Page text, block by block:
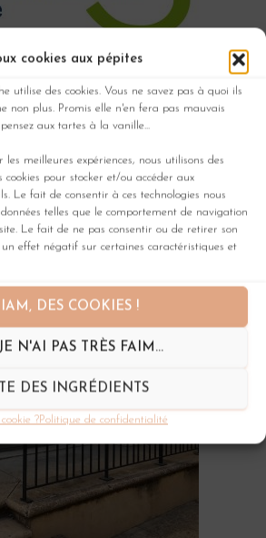
cookies aux pépites
utilise des cookies. Vous ne savez pas à quoi ils
non plus. Promis elle n'en fera pas mauvais
aux tartes à la vanille...
meilleures expériences, nous utilisons des
cookies pour stocker et/ou accéder aux
Le fait de consentir à ces technologies nous
telles que le comportement de navigation
Le fait de ne pas consentir ou de retirer son
effet négatif sur certaines caractéristiques et
DES COOKIES !
N'AI PAS TRÈS FAIM...
DES INGRÉDIENTS
?Politique de confidentialité
Ostéopathe D.O
est agrée par
de santéde l’Occitanie.
( SFDO).